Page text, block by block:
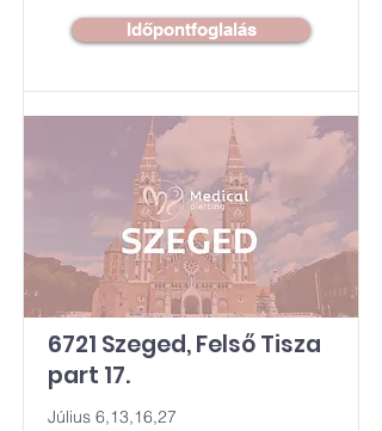
Időpontfoglalás
6721 Szeged, Felső Tisza
part 17.
Július 6,13,16,27